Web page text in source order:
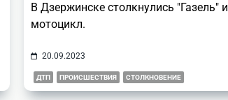
В Дзержинске столкнулись "Газель" и
мотоцикл.
20.09.2023
ДТП ПРОИСШЕСТВИЯ СТОЛКНОВЕНИЕ